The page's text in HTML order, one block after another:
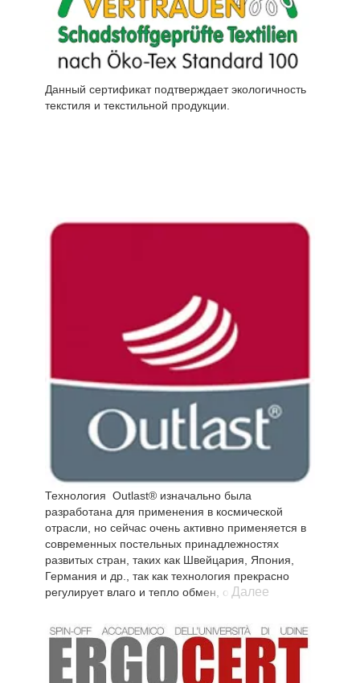
Данный сертификат подтверждает экологичность
текстиля и текстильной продукции.
Технология Outlast® изначально была
разработана для применения в космической
отрасли, но сейчас очень активно применяется в
современных постельных принадлежностях
развитых стран, таких как Швейцария, Япония,
Германия и др., так как технология прекрасно
регулирует влаго и тепло обмен, обеспечивая
температуры сокращаются, за счет чего спящий
меньше потеет или мерзнет во сне. Постельные
принадлежности с волокном Аутласт оптимально
адаптируются под индивидуальные потребности
Далее